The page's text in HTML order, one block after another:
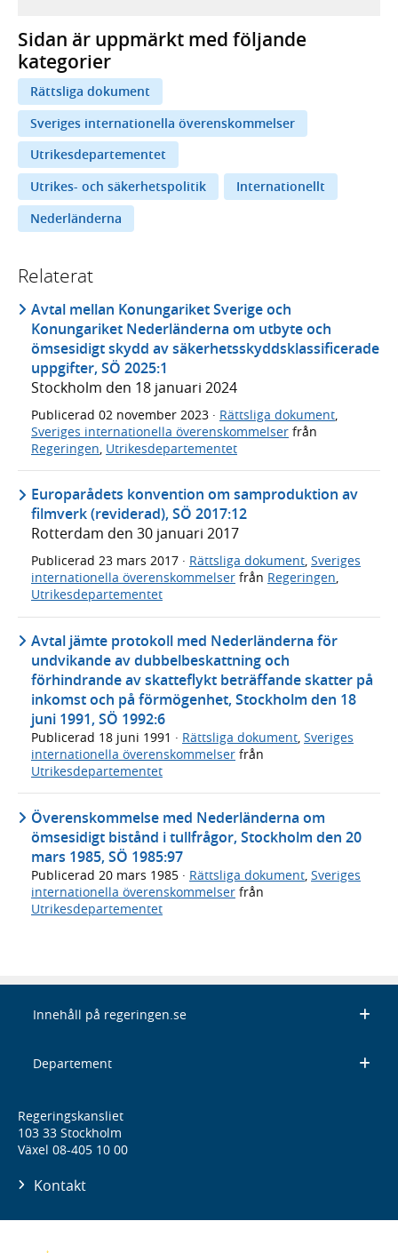
Sidan är uppmärkt med följande
kategorier
Rättsliga dokument
Sveriges internationella överenskommelser
Utrikesdepartementet
Utrikes- och säkerhetspolitik
Internationellt
Nederländerna
Relaterat
Avtal mellan Konungariket Sverige och
Konungariket Nederländerna om utbyte och
ömsesidigt skydd av säkerhetsskyddsklassificerade
uppgifter, SÖ 2025:1
Stockholm den 18 januari 2024
Publicerad 02 november 2023 · Rättsliga dokument
Sveriges internationella överenskommelser från
Regeringen Utrikesdepartementet
Europarådets konvention om samproduktion av
filmverk (reviderad), SÖ 2017:12
Rotterdam den 30 januari 2017
Publicerad 23 mars 2017 · Rättsliga dokument, Sveriges
internationella överenskommelser från Regeringen,
Utrikesdepartementet
Avtal jämte protokoll med Nederländerna för
undvikande av dubbelbeskattning och
förhindrande av skatteflykt beträffande skatter på
inkomst och på förmögenhet, Stockholm den 18
juni 1991, SÖ 1992:6
Publicerad 18 juni 1991 · Rättsliga dokument, Sveriges
internationella överenskommelser från
Utrikesdepartementet
Överenskommelse med Nederländerna om
ömsesidigt bistånd i tullfrågor, Stockholm den 20
mars 1985, SÖ 1985:97
Publicerad 20 mars 1985 · Rättsliga dokument Sveriges
internationella överenskommelser från
Utrikesdepartementet
Innehåll på regeringen.se
Departement
Regeringskansliet
103 33 Stockholm
Växel 08-405 10 00
Kontakt